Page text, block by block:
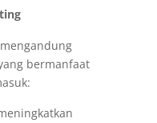
bermanfaat